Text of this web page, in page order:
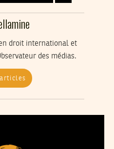
droit international et
des médias.